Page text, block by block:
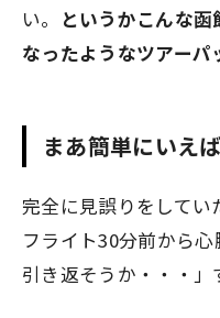
い。
というかこんな
なったようなツアーパ
まあ簡単にいえ
完全に見誤りをしてい
フライト30分前から
引き返そうか・・・」